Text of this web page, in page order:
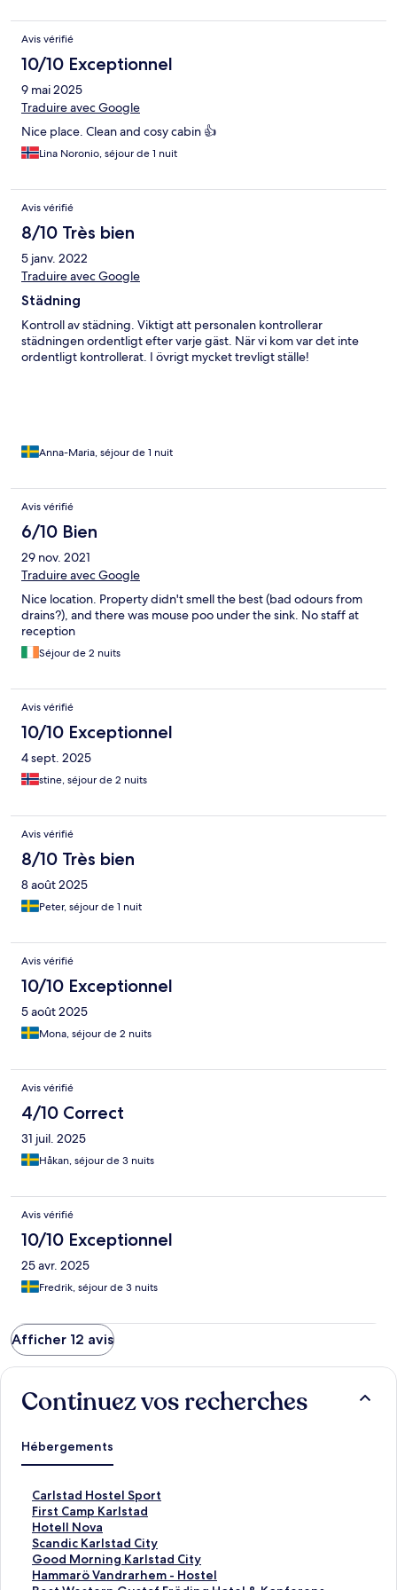
Avis vérifié
10/10 Exceptionnel
9 mai 2025
Traduire avec Google
Nice place. Clean and cosy cabin 👍
Lina Noronio, séjour de 1 nuit
Avis vérifié
8/10 Très bien
5 janv. 2022
Traduire avec Google
Städning
Kontroll av städning. Viktigt att personalen kontrollerar
städningen ordentligt efter varje gäst. När vi kom var det inte
ordentligt kontrollerat. I övrigt mycket trevligt ställe!
Anna-Maria, séjour de 1 nuit
Avis vérifié
6/10 Bien
29 nov. 2021
Traduire avec Google
Nice location. Property didn't smell the best (bad odours from
drains?), and there was mouse poo under the sink. No staff at
reception
Séjour de 2 nuits
Avis vérifié
10/10 Exceptionnel
4 sept. 2025
stine, séjour de 2 nuits
Avis vérifié
8/10 Très bien
8 août 2025
Peter, séjour de 1 nuit
Avis vérifié
10/10 Exceptionnel
5 août 2025
Mona, séjour de 2 nuits
Avis vérifié
4/10 Correct
31 juil. 2025
Håkan, séjour de 3 nuits
Avis vérifié
10/10 Exceptionnel
25 avr. 2025
Fredrik, séjour de 3 nuits
Afficher 12 avis
Continuez vos recherches
Hébergements
Carlstad Hostel Sport
L
i
e
n
o
u
First Camp Karlstad
L
i
e
n
o
Hotell Nova
L
i
e
n
Scandic Karlstad City
L
i
e
Good Morning Karlstad City
L
iHammarö Vandrarhem - Hostel
L